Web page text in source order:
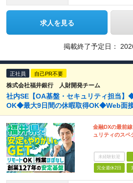
求人を見る
掲載終了予定日：
正社員 自己PR不要
株式会社福井銀行 人財開発チーム
社内SE【OA基盤・セキュリティ担当
OK◆最大9日間の休暇取得OK◆Web面
金融DXの最前
ュリティのスペ
未経験歓迎
完全週休2日